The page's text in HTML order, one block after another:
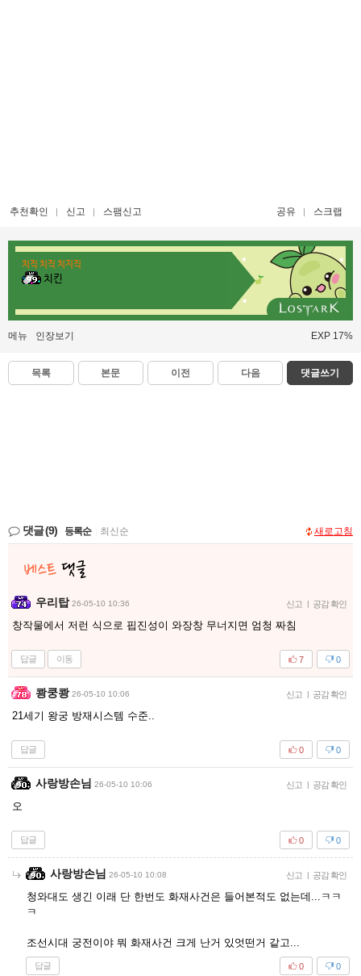
추천확인 신고 스팸신고 공유 스크랩
치직 치직 치지직
치킨
메뉴 인장보기 EXP 17%
목록 본문 이전 다음 댓글쓰기
댓글(9) 등록순 최신순 새로고침
우리탑 26-05-10 10:36 신고 | 공감 확인
창작물에서 저런 식으로 핍진성이 와장창 무너지면 엄청 짜침
답글 이동 0
7
쾅쿵쾅 26-05-10 10:06 신고 | 공감 확인
21세기 왕궁 방재시스템 수준..
답글 0
0
사랑방손님 26-05-10 10:06 신고 | 공감 확인
오
답글 0
0
사랑방손님 26-05-10 10:08 신고 | 공감 확인
청와대도 생긴 이래 단 한번도 화재사건은 들어본적도 없는데...ㅋㅋ
ㅋ
조선시대 궁전이야 뭐 화재사건 크게 난거 있엇떤거 같고...
답글 0
0